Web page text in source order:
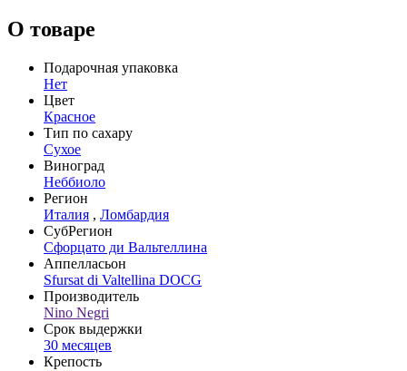
О товаре
Подарочная упаковка
Нет
Цвет
Красное
Тип по сахару
Сухое
Виноград
Неббиоло
Регион
Италия , Ломбардия
СубРегион
Сфорцато ди Вальтеллина
Аппелласьон
Sfursat di Valtellina DOCG
Производитель
Nino Negri
Срок выдержки
30 месяцев
Крепость